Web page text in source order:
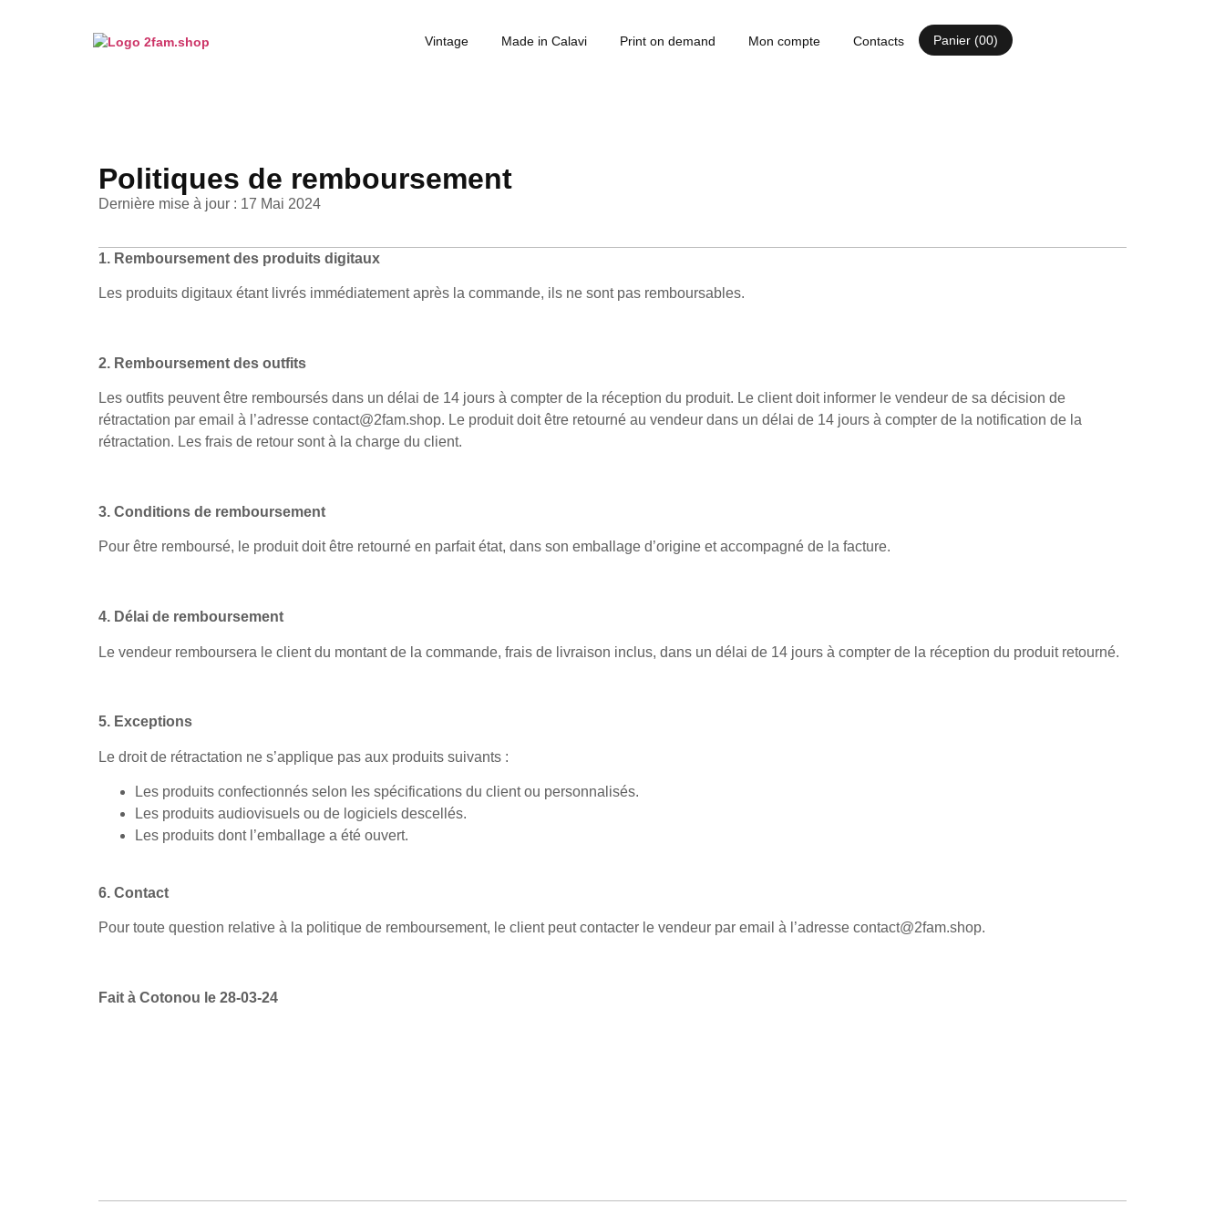
Vintage Made in Calavi Print on demand Mon compte Contacts 00
Politiques de remboursement
Dernière mise à jour : 17 Mai 2024
1. Remboursement des produits digitaux
Les produits digitaux étant livrés immédiatement après la commande, ils ne sont pas remboursables.
2. Remboursement des outfits
Les outfits peuvent être remboursés dans un délai de 14 jours à compter de la réception du produit. Le client doit informer le vendeur de sa décision de
rétractation par email à l’adresse contact@2fam.shop. Le produit doit être retourné au vendeur dans un délai de 14 jours à compter de la notification de la
rétractation. Les frais de retour sont à la charge du client.
3. Conditions de remboursement
Pour être remboursé, le produit doit être retourné en parfait état, dans son emballage d’origine et accompagné de la facture.
4. Délai de remboursement
Le vendeur remboursera le client du montant de la commande, frais de livraison inclus, dans un délai de 14 jours à compter de la réception du produit retourné.
5. Exceptions
Le droit de rétractation ne s’applique pas aux produits suivants :
Les produits confectionnés selon les spécifications du client ou personnalisés.
Les produits audiovisuels ou de logiciels descellés.
Les produits dont l’emballage a été ouvert.
6. Contact
Pour toute question relative à la politique de remboursement, le client peut contacter le vendeur par email à l’adresse contact@2fam.shop.
Fait à Cotonou le 28-03-24